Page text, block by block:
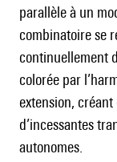
parallèle à un
combinatoire se
continuellement
colorée par
extension,
d’incessantes
autonomes.